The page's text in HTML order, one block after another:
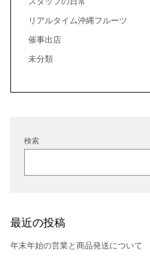
リアルタイム沖縄フルーツ
催事出店
未分類
検索
最近の投稿
年末年始の営業と商品発送について